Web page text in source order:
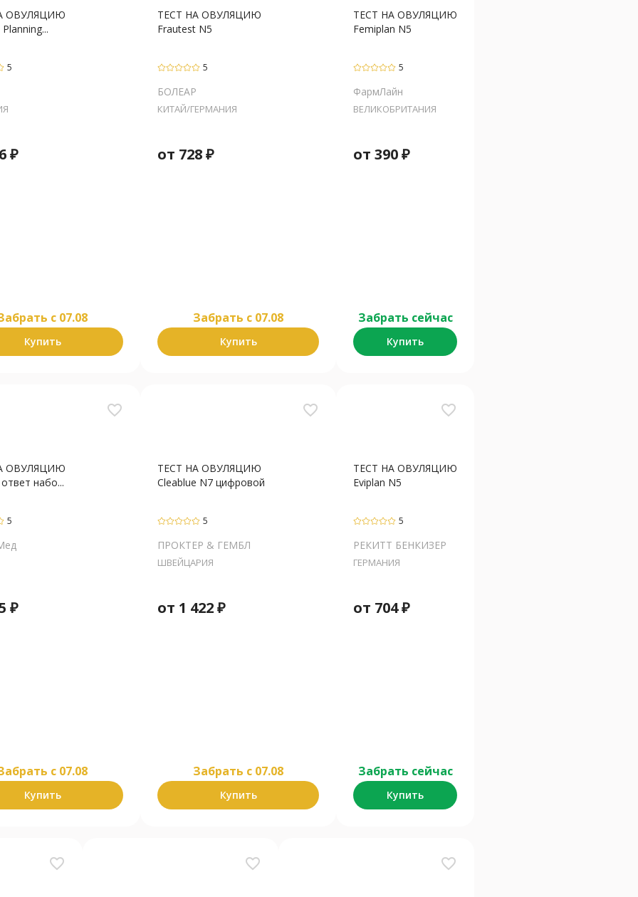
ОВУЛЯЦИЮ
5
₽
c 07.08
Купить
ТЕСТ НА ОВУЛЯЦИЮ
Frautest N5
5
БОЛЕАР
КИТАЙ/ГЕРМАНИЯ
от 728₽
Забрать c 07.08
Купить
ТЕСТ НА ОВУЛЯЦИЮ
Femiplan N5
5
ФармЛайн
ВЕЛИКОБРИТАНИЯ
от 390₽
Забрать сейчас
Купить
favorite_border
ОВУЛЯЦИЮ
набо...
5
₽
c 07.08
Купить
favorite_border
ТЕСТ НА ОВУЛЯЦИЮ
Cleablue N7 цифровой
5
ПРОКТЕР & ГЕМБЛ
ШВЕЙЦАРИЯ
от 1 422₽
Забрать c 07.08
Купить
favorite_border
ТЕСТ НА ОВУЛЯЦИЮ
Eviplan N5
5
РЕКИТТ БЕНКИЗЕР
ГЕРМАНИЯ
от 704₽
Забрать сейчас
Купить
favorite_border favorite_border favorite_border